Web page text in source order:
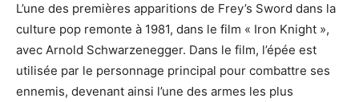
L’une des premières apparitions de Frey’s Sword dans la
culture pop remonte à 1981, dans le film « Iron Knight »,
avec Arnold Schwarzenegger. Dans le film, l’épée est
utilisée par le personnage principal pour combattre ses
ennemis, devenant ainsi l’une des armes les plus